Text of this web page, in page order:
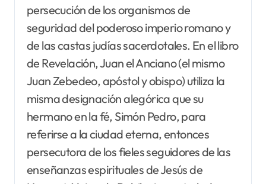
persecución de los organismos de
seguridad del poderoso imperio romano y
de las castas judías sacerdotales. En el libro
de Revelación, Juan el Anciano (el mismo
Juan Zebedeo, apóstol y obispo) utiliza la
misma designación alegórica que su
hermano en la fé, Simón Pedro, para
referirse a la ciudad eterna, entonces
persecutora de los fieles seguidores de las
enseñanzas espirituales de Jesús de